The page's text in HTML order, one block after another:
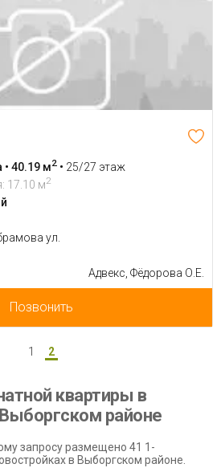
• 40.19 м2 • 25/27 этаж
17.10 м2
ул.
Адвекс, Фёдорова О.Е.
Позвонить
1 2
квартиры в
районе
запросу размещено 41 1-
в Выборгском районе.